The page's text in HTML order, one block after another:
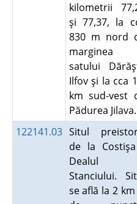
kilometrii
şi 77,37, la
830 m nord
marginea
satului
Ilfov şi la cca
km sud-vest
Pădurea Jilava.
122141.03 Situl
de la
Dealul
Stanciului.
se află la 2